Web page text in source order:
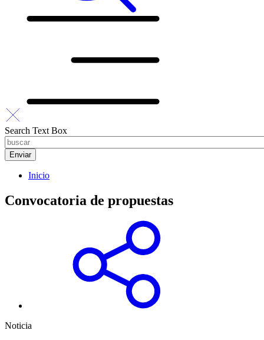
Search Text Box
Inicio
Convocatoria de propuestas
Noticia